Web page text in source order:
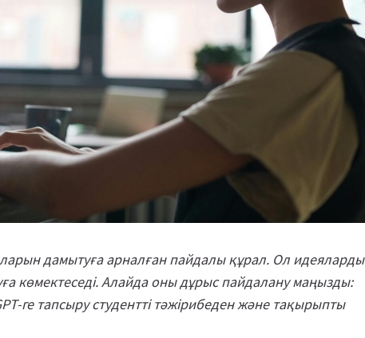
дамытуға арналған пайдалы құрал. Ол идеяларды
көмектеседі. Алайда оны дұрыс пайдалану маңызды:
ге тапсыру студентті тәжірибеден және тақырыпты